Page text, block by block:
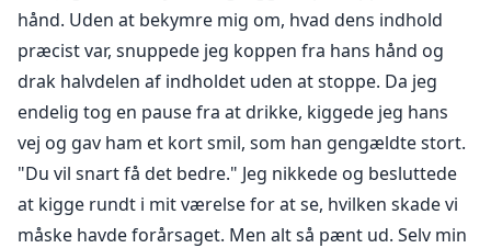
hånd. Uden at bekymre mig om, hvad dens indhold
præcist var, snuppede jeg koppen fra hans hånd og
drak halvdelen af indholdet uden at stoppe. Da jeg
endelig tog en pause fra at drikke, kiggede jeg hans
vej og gav ham et kort smil, som han gengældte stort.
"Du vil snart få det bedre." Jeg nikkede og besluttede
at kigge rundt i mit værelse for at se, hvilken skade vi
måske havde forårsaget. Men alt så pænt ud. Selv min